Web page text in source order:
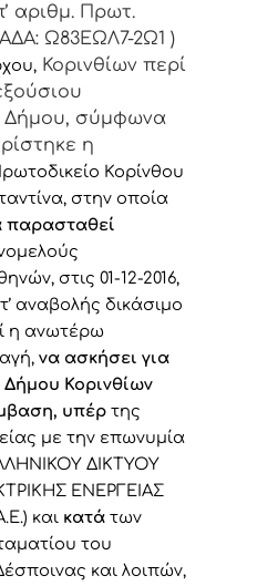
αριθμ. Πρωτ.
Ω83ΕΩΛ7-2Ω1 )
Κορινθίων περί
Δήμου, σύμφωνα
η
Κορίνθου
στην οποία
παρασταθεί
στις 01-12-2016,
αναβολής δικάσιμο
η ανωτέρω
να ασκήσει για
Κορινθίων
υπέρ της
με την επωνυμία
ΔΙΚΤΥΟΥ
ΕΝΕΡΓΕΙΑΣ
και κατά των
του
και λοιπών,